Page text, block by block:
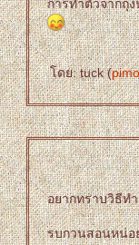
การทำตัวจากถุ
ดย: tuck (
อยากทราบวิธีท
รบกวนสอนหน่อ